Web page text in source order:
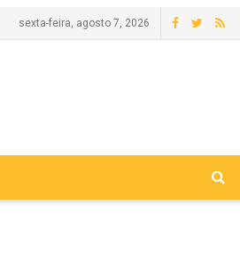
sexta-feira, agosto 7, 2026